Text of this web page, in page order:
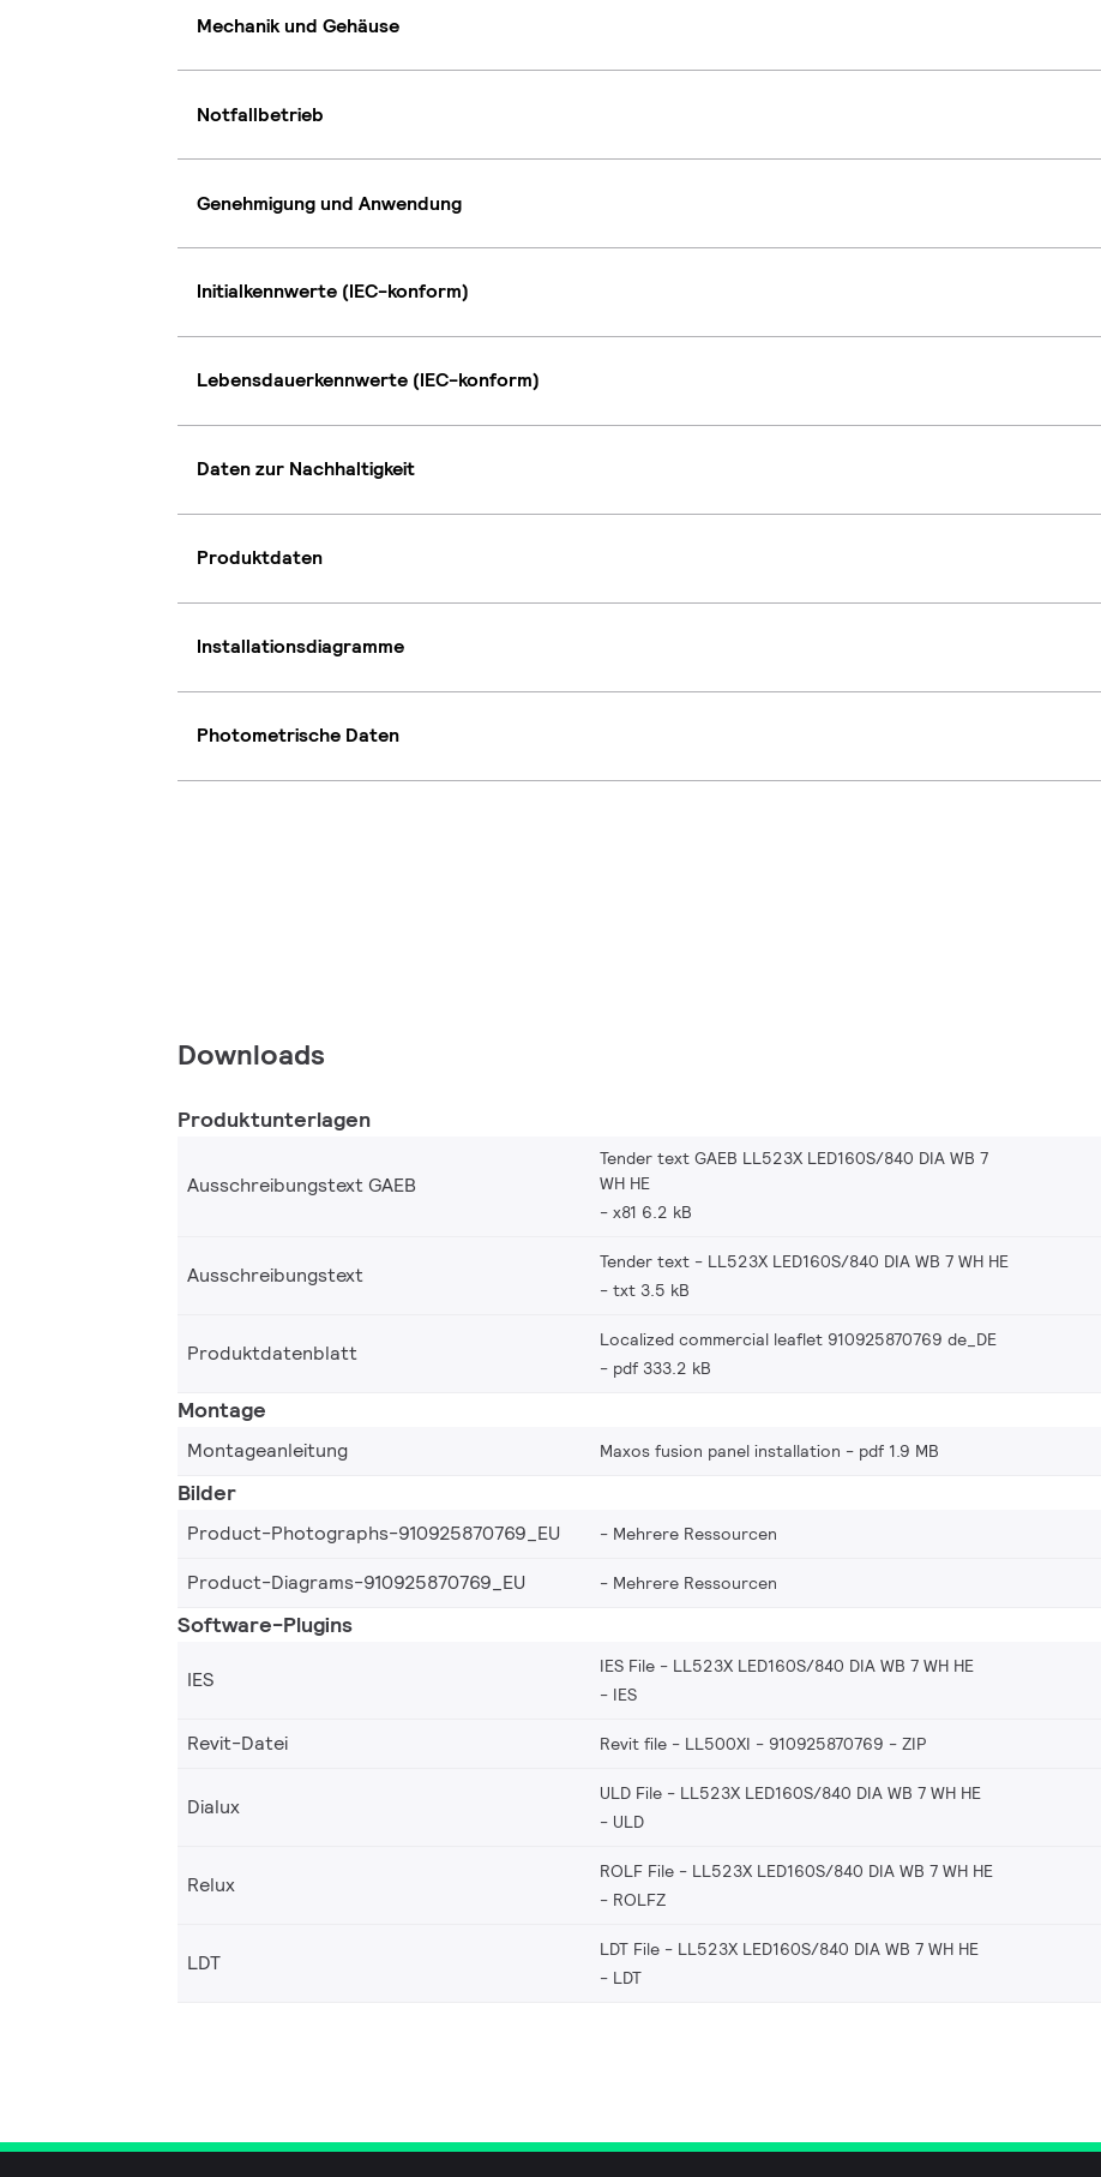
Mechanik und Gehäuse
Notfallbetrieb
Genehmigung und Anwendung
Initialkennwerte (IEC-konform)
Lebensdauerkennwerte (IEC-konform)
Daten zur Nachhaltigkeit
Produktdaten
Installationsdiagramme
Photometrische Daten
Downloads
Produktunterlagen
Ausschreibungstext GAEB
Tender text GAEB LL523X LED160S/840 DIA WB 7
WH HE
x81 6.2 kB
Ausschreibungstext
Tender text - LL523X LED160S/840 DIA WB 7 WH HE
txt 3.5 kB
Produktdatenblatt
Localized commercial leaflet 910925870769 de_DE
pdf 333.2 kB
Montage
Montageanleitung Maxos fusion panel installation pdf 1.9 MB
Bilder
Product-Photographs-910925870769_EU Mehrere Ressourcen
Product-Diagrams-910925870769_EU
Mehrere Ressourcen
Software-Plugins
IES
IES File - LL523X LED160S/840 DIA WB 7 WH HE
IES
Revit-Datei Revit file - LL500XI - 910925870769 ZIP
Dialux
ULD File - LL523X LED160S/840 DIA WB 7 WH HE
ULD
Relux
ROLF File - LL523X LED160S/840 DIA WB 7 WH HE
ROLFZ
LDT
LDT File - LL523X LED160S/840 DIA WB 7 WH HE
LDT